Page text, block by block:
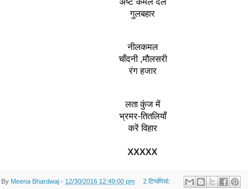
गुलबहार
नीलकमल
चाँदनी ,मौलसरी
रंग हजार
लता कुंज में
भ्रमर-तितलियाँ
करें विहार
XXXXX
By Meena Bhardwaj - 12/30/2016 12:49:00 pm 2 टिप्‍पणियां: